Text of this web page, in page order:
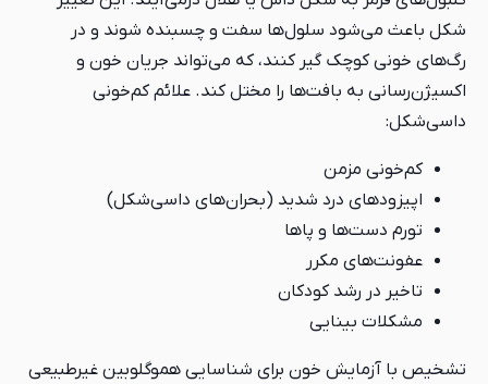
شکل باعث می‌شود سلول‌ها سفت و چسبنده شوند و در
رگ‌های خونی کوچک گیر کنند، که می‌تواند جریان خون و
اکسیژن‌رسانی به بافت‌ها را مختل کند. علائم کم‌خونی
داسی‌شکل:
کم‌خونی مزمن
اپیزودهای درد شدید (بحران‌های داسی‌شکل)
تورم دست‌ها و پاها
عفونت‌های مکرر
تاخیر در رشد کودکان
مشکلات بینایی
تشخیص با آزمایش خون برای شناسایی هموگلوبین غیرطبیعی